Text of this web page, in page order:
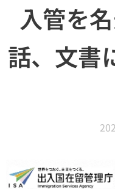
入管を
話、文書